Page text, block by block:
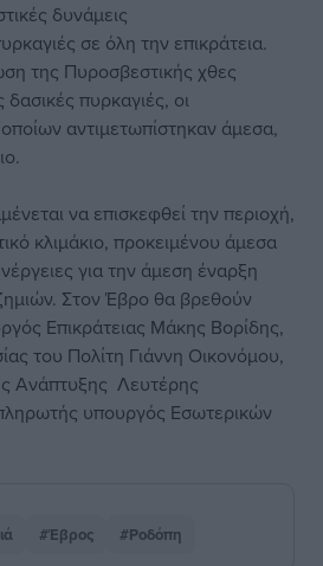
δυνάμεις
σε όλη την επικράτεια.
της Πυροσβεστικής χθες
πυρκαγιές, οι
αντιμετωπίστηκαν άμεσα,
να επισκεφθεί την περιοχή,
κλιμάκιο, προκειμένου άμεσα
για την άμεση έναρξη
Στον Έβρο θα βρεθούν
Επικράτειας Μάκης Βορίδης,
του Πολίτη Γιάννη Οικονόμου,
Ανάπτυξης Λευτέρης
υπουργός Εσωτερικών
#Έβρος #Ροδόπη